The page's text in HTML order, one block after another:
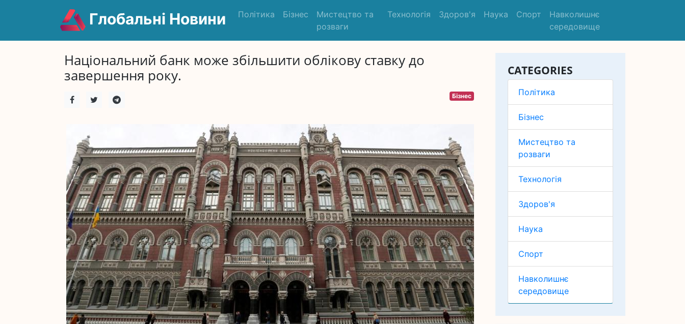
Глобальні Новини Політика Бізнес
Мистецтво та
розваги
Технологія Здоров'я Наука Спорт
Навколишнє
середовище
CATEGORIES
Політика
Бізнес
Мистецтво та
розваги
Технологія
Здоров'я
Наука
Спорт
Навколишнє
середовище
Національний банк може збільшити облікову ставку до
завершення року.
Бізнес